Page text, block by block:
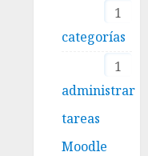
1
categorías
1
administrar
tareas
Moodle